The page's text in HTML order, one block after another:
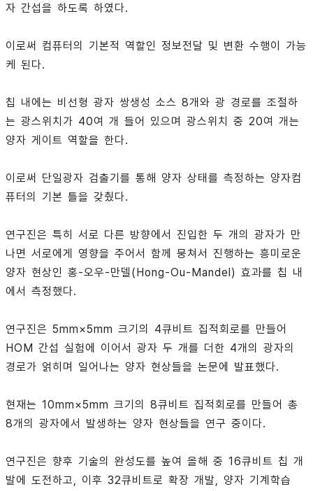
자 간섭을 하도록 하였다.
이로써 컴퓨터의 기본적 역할인 정보전달 및 변환 수행이 가능
케 된다.
칩 내에는 비선형 광자 쌍생성 소스 8개와 광 경로를 조절하
는 광스위치가 40여 개 들어 있으며 광스위치 중 20여 개는
양자 게이트 역할을 한다.
이로써 단일광자 검출기를 통해 양자 상태를 측정하는 양자컴
퓨터의 기본 틀을 갖췄다.
연구진은 특히 서로 다른 방향에서 진입한 두 개의 광자가 만
나면 서로에게 영향을 주어서 함께 뭉쳐서 진행하는 흥미로운
양자 현상인 홍-오우-만델(Hong-Ou-Mandel) 효과를 칩 내
에서 측정했다.
연구진은 5mm×5mm 크기의 4큐비트 집적회로를 만들어
HOM 간섭 실험에 이어서 광자 두 개를 더한 4개의 광자의
경로가 얽히며 일어나는 양자 현상들을 논문에 발표했다.
현재는 10mm×5mm 크기의 8큐비트 집적회로를 만들어 총
8개의 광자에서 발생하는 양자 현상들을 연구 중이다.
연구진은 향후 기술의 완성도를 높여 올해 중 16큐비트 칩 개
발에 도전하고, 이후 32큐비트로 확장 개발, 양자 기계학습